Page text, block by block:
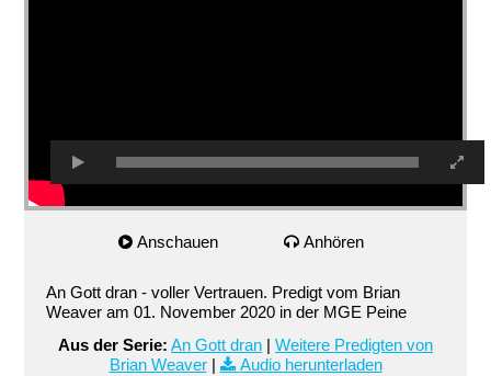
Anschauen Anhören
An Gott dran - voller Vertrauen. Predigt vom Brian
Weaver am 01. November 2020 in der MGE Peine
Aus der Serie: An Gott dran | Weitere Predigten von
Brian Weaver| Audio herunterladen